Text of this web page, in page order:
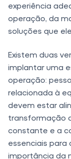
experiência
operação, da
soluções que
Existem duas
implantar uma
operação:
relacionada à
devem estar
transformação
constante e a
essenciais
importância da